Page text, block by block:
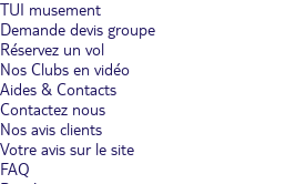
TUI musement
Demande devis groupe
Réservez un vol
Nos Clubs en vidéo
Aides & Contacts
Contactez nous
Nos avis clients
Votre avis sur le site
FAQ